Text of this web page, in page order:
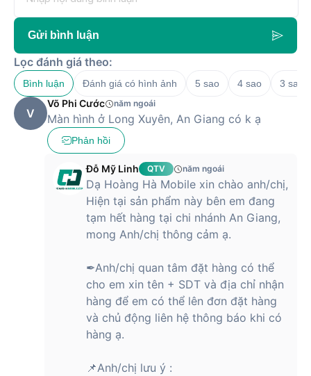
Gửi bình luận
Lọc đánh giá theo:
Bình luận Đánh giá có hình ảnh 5 sao 4 sao 3 sao
V
Võ Phi Cước năm ngoái
Màn hình ở Long Xuyên, An Giang có k ạ
Phản hồi
Đỗ Mỹ Linh QTV năm ngoái
Dạ Hoàng Hà Mobile xin chào anh/chị,
Hiện tại sản phẩm này bên em đang
tạm hết hàng tại chi nhánh An Giang,
mong Anh/chị thông cảm ạ.
✒Anh/chị quan tâm đặt hàng có thể
cho em xin tên + SDT và địa chỉ nhận
hàng để em có thể lên đơn đặt hàng
và chủ động liên hệ thông báo khi có
hàng ạ.
📌Anh/chị lưu ý :